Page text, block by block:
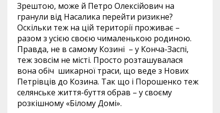
Зрештою, може й Петро Олексійович на
гранули від Насалика перейти ризикне?
Оскільки теж на цій території проживає –
разом з усією своєю чималенькою родиною.
Правда, не в самому Козині – у Конча-Заспі,
теж зовсім не місті. Просто розташувалася
вона обіч шикарної траси, що веде з Нових
Петрівців до Козина. Так що і Порошенко теж
селянське життя-буття обрав – у своєму
розкішному «Білому Домі».